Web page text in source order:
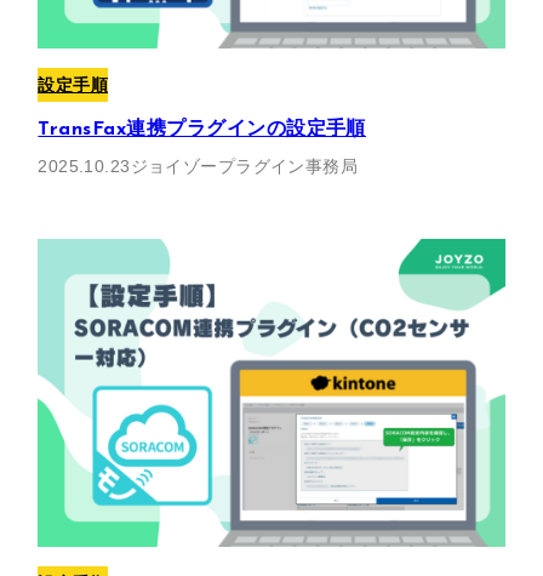
設定手順
TransFax連携プラグインの設定手順
2025.10.23ジョイゾープラグイン事務局